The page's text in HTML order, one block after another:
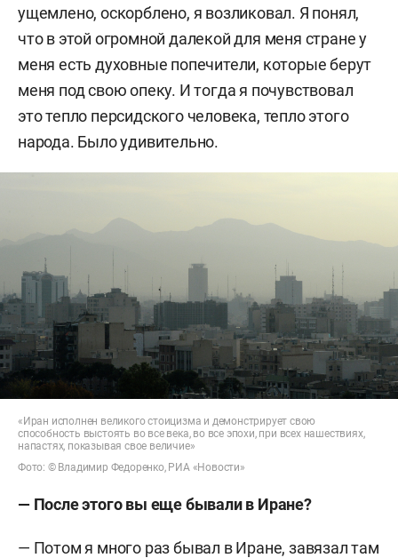
ущемлено, оскорблено, я возликовал. Я понял,
что в этой огромной далекой для меня стране у
меня есть духовные попечители, которые берут
меня под свою опеку. И тогда я почувствовал
это тепло персидского человека, тепло этого
народа. Было удивительно.
«Иран исполнен великого стоицизма и демонстрирует свою
способность выстоять во все века, во все эпохи, при всех нашествиях,
напастях, показывая свое величие»
Фото: © Владимир Федоренко, РИА «Новости»
— После этого вы еще бывали в Иране?
— Потом я много раз бывал в Иране, завязал там